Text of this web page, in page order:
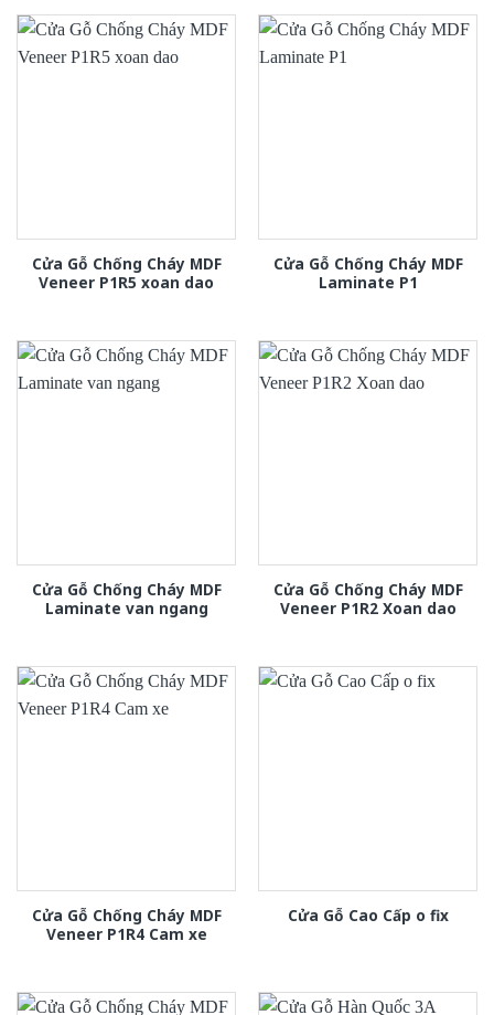
Cửa Gỗ Chống Cháy MDF
Veneer P1R5 xoan dao
Cửa Gỗ Chống Cháy MDF
Laminate P1
Cửa Gỗ Chống Cháy MDF
Laminate van ngang
Cửa Gỗ Chống Cháy MDF
Veneer P1R2 Xoan dao
Cửa Gỗ Chống Cháy MDF
Veneer P1R4 Cam xe
Cửa Gỗ Cao Cấp o fix